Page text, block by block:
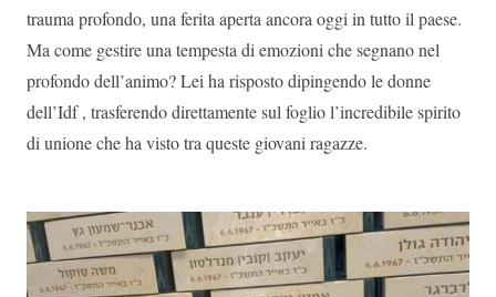
trauma profondo, una ferita aperta ancora oggi in tutto il paese.
Ma come gestire una tempesta di emozioni che segnano nel
profondo dell’animo? Lei ha risposto dipingendo le donne
dell’Idf , trasferendo direttamente sul foglio l’incredibile spirito
di unione che ha visto tra queste giovani ragazze.